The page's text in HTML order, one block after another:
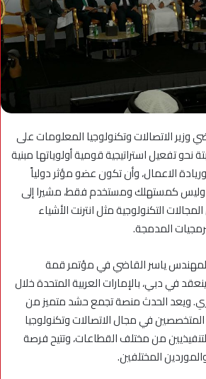
وزير الاتصالات وتكنولوجيا المعلومات على
تفعيل استراتيجية قومية أولوياتها مبنية
الاعمال، وأن تكون عضو مؤثر دولياً
وليس كمستهلك ومستخدم فقط، مشيرا إلى
التكنولوجية مثل انترنت الأشياء
المدمجة.
ياسر القاضي في مؤتمر قمة
في دبي، بالإمارات العربية المتحدة خلال
الجاري. ويعد الحدث منصة تجمع حشد متميز من
في مجال الاتصالات وتكنولوجيا
من مختلف القطاعات، وتتيح فرصة
المختلفين.